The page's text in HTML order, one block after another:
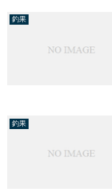
釣果
釣果